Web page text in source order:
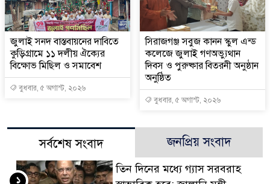
জুলাই সনদ বাস্তবায়নের দাবিতে
কুড়িগ্রামে ১১ দলীয় ঐক্যের
বিক্ষোভ মিছিল ও সমাবেশ
বুধবার, ৫ অগাস্ট, ২০২৬
সিরাজগঞ্জ সবুজ কানন স্কুল এন্ড
কলেজে জুলাই গণঅভ্যুথান
দিবস ও পুরুষ্কার বিতরনী অনুষ্ঠান
অনুষ্ঠিত
বুধবার, ৫ অগাস্ট, ২০২৬
সর্বশেষ সংবাদ জনপ্রিয় সংবাদ
তিন দিনের মধ্যে গ্যাস সরবরাহ
১